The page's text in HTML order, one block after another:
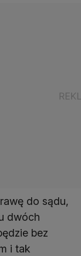
do sądu,
dwóch
bez
i tak